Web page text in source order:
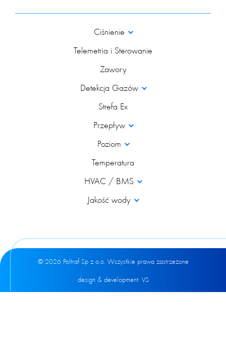
Ciśnienie
Telemetria i Sterowanie
Zawory
Detekcja Gazów
Strefa Ex
Przepływ
Poziom
Temperatura
HVAC / BMS
Jakość wody
© 2026 Poltraf Sp z o.o. Wszystkie prawa zastrzeżone
design & development: VS